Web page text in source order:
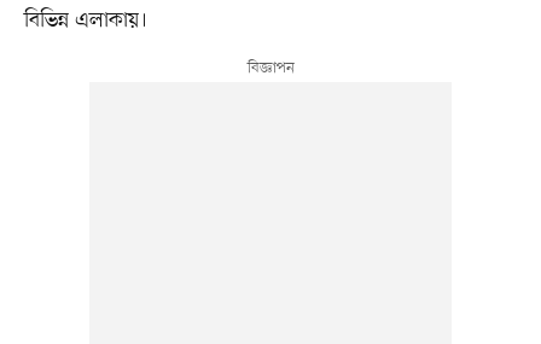
বিভিন্ন এলাকায়।